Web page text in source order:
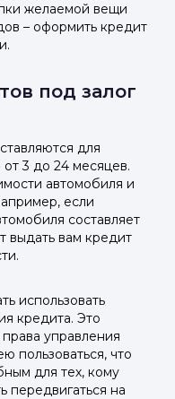
желаемой вещи
– оформить кредит
под залог
для
3 до 24 месяцев.
автомобиля и
если
составляет
выдать вам кредит
использовать
кредита. Это
управления
пользоваться, что
для тех, кому
передвигаться на